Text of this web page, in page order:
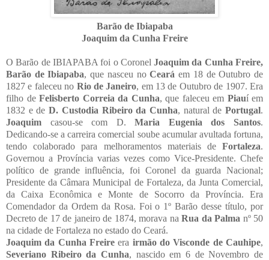
Barão de Ibiapaba
Joaquim da Cunha Freire
O Barão de IBIAPABA foi o CoronelJoaquim da Cunha Freire,
Barão de Ibiapaba, que nasceu noCearáem 18 de Outubro de
1827 e faleceu no Rio de Janeiro, em 13 de Outubro de 1907. Era
filho de Felisberto Correia da Cunha, que faleceu em Piauí em
1832 e deD. Custodia Ribeiro da Cunha, natural dePortugal.
Joaquim casou-se com D.Maria Eugenia dos Santos.
Dedicando-se a carreira comercial soube acumular avultada fortuna,
tendo colaborado para melhoramentos materiais de Fortaleza.
Governou a Província varias vezes como Vice-Presidente. Chefe
político de grande influência, foi Coronel da guarda Nacional;
Presidente da Câmara Municipal de Fortaleza, da Junta Comercial,
da Caixa Econômica e Monte de Socorro da Província. Era
Comendador da Ordem da Rosa. Foi o 1º Barão desse título, por
Decreto de 17 de janeiro de 1874, morava na Rua da Palma nº 50
na cidade de Fortaleza no estado do Ceará.
Joaquim da Cunha Freire era irmão do Visconde de Cauhipe,
Severiano Ribeiro da Cunha, nascido em 6 de Novembro de